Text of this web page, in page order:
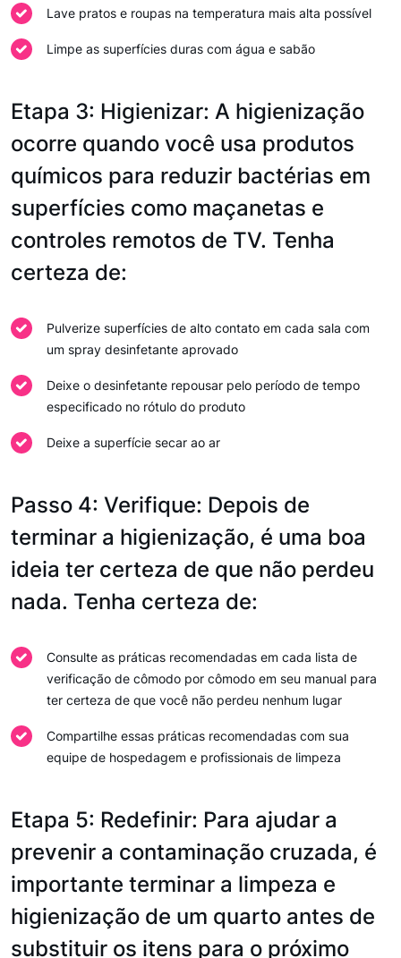
Lave pratos e roupas na temperatura mais alta possível
Limpe as superfícies duras com água e sabão
Etapa 3: Higienizar: A higienização
ocorre quando você usa produtos
químicos para reduzir bactérias em
superfícies como maçanetas e
controles remotos de TV. Tenha
certeza de:
Pulverize superfícies de alto contato em cada sala com
um spray desinfetante aprovado
Deixe o desinfetante repousar pelo período de tempo
especificado no rótulo do produto
Deixe a superfície secar ao ar
Passo 4: Verifique: Depois de
terminar a higienização, é uma boa
ideia ter certeza de que não perdeu
nada. Tenha certeza de:
Consulte as práticas recomendadas em cada lista de
verificação de cômodo por cômodo em seu manual para
ter certeza de que você não perdeu nenhum lugar
Compartilhe essas práticas recomendadas com sua
equipe de hospedagem e profissionais de limpeza
Etapa 5: Redefinir: Para ajudar a
prevenir a contaminação cruzada, é
importante terminar a limpeza e
higienização de um quarto antes de
substituir os itens para o próximo